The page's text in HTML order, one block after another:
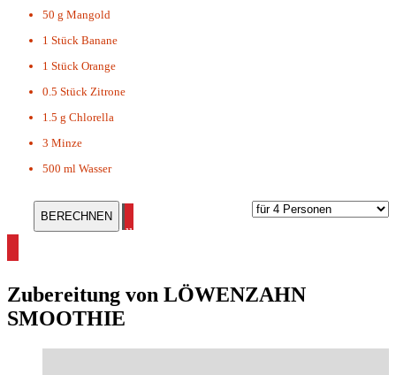
50 g Mangold
1 Stück Banane
1 Stück Orange
0.5 Stück Zitrone
1.5 g Chlorella
3 Minze
500 ml Wasser
alle Smoothie Rezepte ansehen
Zubereitung von LÖWENZAHN
SMOOTHIE